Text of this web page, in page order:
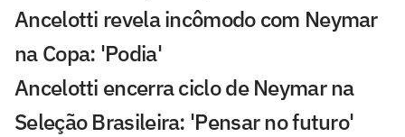
Ancelotti revela incômodo com Neymar
na Copa: 'Podia'
Ancelotti encerra ciclo de Neymar na
Seleção Brasileira: 'Pensar no futuro'